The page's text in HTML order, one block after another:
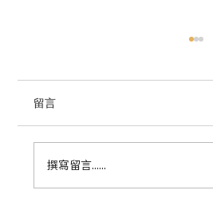
留言
撰寫留言......